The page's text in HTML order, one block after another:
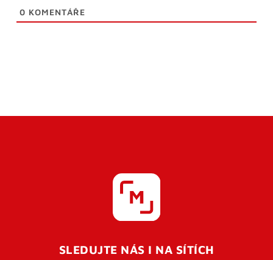
0 KOMENTÁŘE
SLEDUJTE NÁS I NA SÍTÍCH